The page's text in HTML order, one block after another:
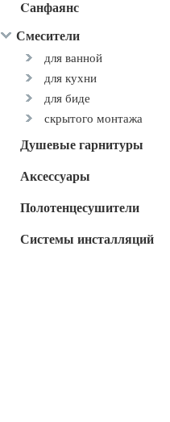
Cанфаянс
Смесители
для ванной
для кухни
для биде
скрытого монтажа
Душевые гарнитуры
Аксессуары
Полотенцесушители
Системы инсталляций